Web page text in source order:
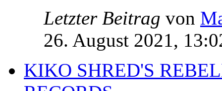
Letzter Beitrag von
26. August 2021,
KIKO SHRED'S